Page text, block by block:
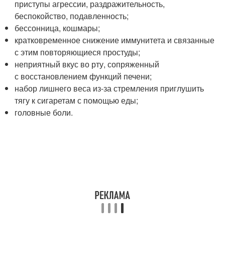
приступы агрессии, раздражительность,
беспокойство, подавленность;
бессонница, кошмары;
кратковременное снижение иммунитета и связанные
с этим повторяющиеся простуды;
неприятный вкус во рту, сопряженный
с восстановлением функций печени;
набор лишнего веса из-за стремления приглушить
тягу к сигаретам с помощью еды;
головные боли.